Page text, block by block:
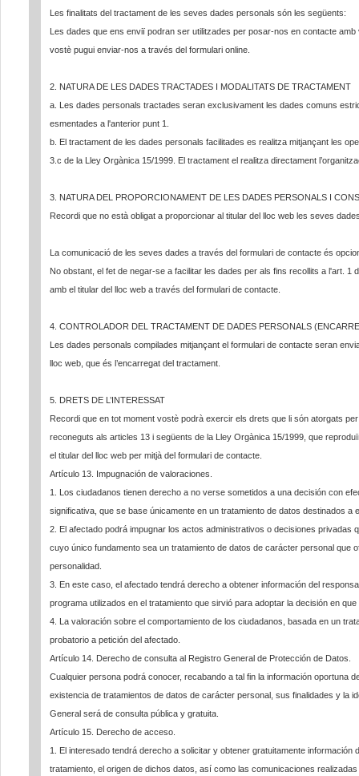
Les finalitats del tractament de les seves dades personals són les següents:
Les dades que ens enviï podran ser utilitzades per posar-nos en contacte amb
vostè pugui enviar-nos a través del formulari online.
2. NATURA DE LES DADES TRACTADES I MODALITATS DE TRACTAMENT
a. Les dades personals tractades seran exclusivament les dades comuns
esmentades a l'anterior punt 1.
b. El tractament de les dades personals facilitades es realitza mitjançant les
3.c de la Lley Orgànica 15/1999. El tractament el realitza directament
3. NATURA DEL PROPORCIONAMENT DE LES DADES PERSONALS I
Recordi que no està obligat a proporcionar al titular del lloc web les seves
La comunicació de les seves dades a través del formulari de contacte és
No obstant, el fet de negar-se a facilitar les dades per als fins recollits a l'art. 1
amb el titular del lloc web a través del formulari de contacte.
4. CONTROLADOR DEL TRACTAMENT DE DADES PERSONALS
Les dades personals compilades mitjançant el formulari de contacte seran
lloc web, que és l’encarregat del tractament.
5. DRETS DE L’INTERESSAT
Recordi que en tot moment vostè podrà exercir els drets que li són atorgats
reconeguts als articles 13 i següents de la Lley Orgànica 15/1999, que
el titular del lloc web per mitjà del formulari de contacte.
Artículo 13. Impugnación de valoraciones.
1. Los ciudadanos tienen derecho a no verse sometidos a una decisión con
significativa, que se base únicamente en un tratamiento de datos destinados
2. El afectado podrá impugnar los actos administrativos o decisiones privadas
cuyo único fundamento sea un tratamiento de datos de carácter personal que
personalidad.
3. En este caso, el afectado tendrá derecho a obtener información del
programa utilizados en el tratamiento que sirvió para adoptar la decisión en
4. La valoración sobre el comportamiento de los ciudadanos, basada en un
probatorio a petición del afectado.
Artículo 14. Derecho de consulta al Registro General de Protección de Datos.
Cualquier persona podrá conocer, recabando a tal fin la información oportuna
existencia de tratamientos de datos de carácter personal, sus finalidades y la
General será de consulta pública y gratuita.
Artículo 15. Derecho de acceso.
1. El interesado tendrá derecho a solicitar y obtener gratuitamente
tratamiento, el origen de dichos datos, así como las comunicaciones